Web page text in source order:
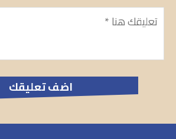
تعليق